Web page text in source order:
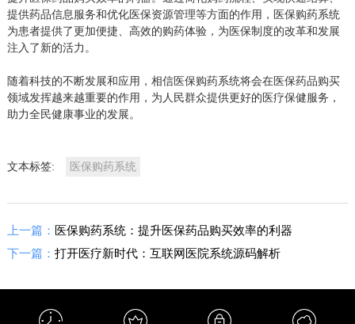
提供药品信息服务和优化医保资源管理等方面的作用，医保购药系统
为患者提供了更加便捷、高效的购药体验，为医保制度的改革和发展
注入了新的活力。
随着科技的不断发展和应用，相信医保购药系统将会在医保药品购买
领域发挥越来越重要的作用，为人民群众提供更好的医疗保健服务，
助力全民健康事业的发展。
文本标签: 医保购药系统
上一篇： 医保购药系统：提升医保药品购买效率的利器
下一篇： 打开医疗新时代：互联网医院系统源码解析